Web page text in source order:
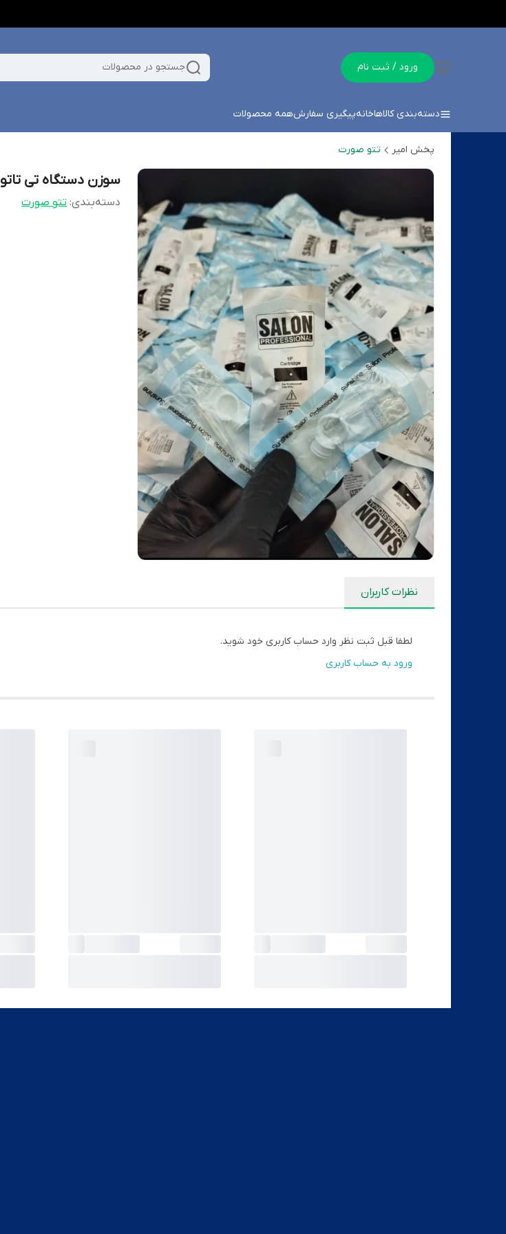
ورود / ثبت نام جستجو در محصولات
دسته‌بندی کالاهاخانهپیگیری سفارشهمه محصولات
پخش امیر تتو صورت
سوزن دستگاه تی تاتو 1P سالن تکسر
دسته‌بندی:تتو صورت
نظرات کاربران
لطفا قبل ثبت نظر وارد حساب کاربری خود شوید.
ورود به حساب کاربری